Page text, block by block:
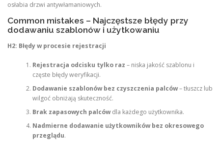
osłabia drzwi antywłamaniowych.
Common mistakes – Najczęstsze błędy przy
dodawaniu szablonów i użytkowaniu
H2: Błędy w procesie rejestracji
Rejestracja odcisku tylko raz – niska jakość szablonu i
częste błędy weryfikacji.
Dodawanie szablonów bez czyszczenia palców– tłuszcz lub
wilgoć obniżają skuteczność.
Brak zapasowych palcówdla każdego użytkownika.
Nadmierne dodawanie użytkowników bez okresowego
przeglądu.